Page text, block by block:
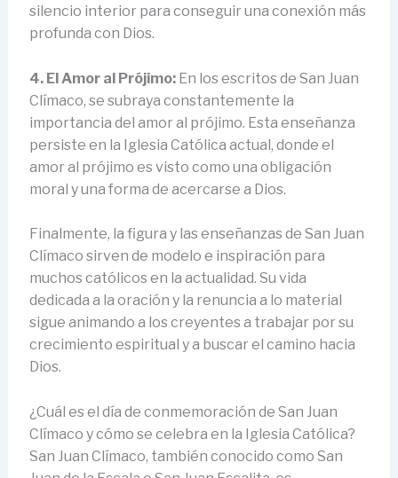
silencio interior para conseguir una conexión más
profunda con Dios.
4. El Amor al Prójimo:En los escritos de San Juan
Clímaco, se subraya constantemente la
importancia del amor al prójimo. Esta enseñanza
persiste en la Iglesia Católica actual, donde el
amor al prójimo es visto como una obligación
moral y una forma de acercarse a Dios.
Finalmente, la figura y las enseñanzas de San Juan
Clímaco sirven de modelo e inspiración para
muchos católicos en la actualidad. Su vida
dedicada a la oración y la renuncia a lo material
sigue animando a los creyentes a trabajar por su
crecimiento espiritual y a buscar el camino hacia
Dios.
¿Cuál es el día de conmemoración de San Juan
Clímaco y cómo se celebra en la Iglesia Católica?
San Juan Clímaco, también conocido como San